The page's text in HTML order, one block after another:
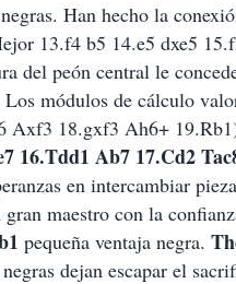
Han hecho la
13.f4 b5 14.e5 dxe5
del peón central le
módulos de cálculo
Axf3 18.gxf3 Ah6+
16.Tdd1 Ab7 17.Cd2
en intercambiar
maestro con la
pequeña ventaja negra.
dejan escapar el